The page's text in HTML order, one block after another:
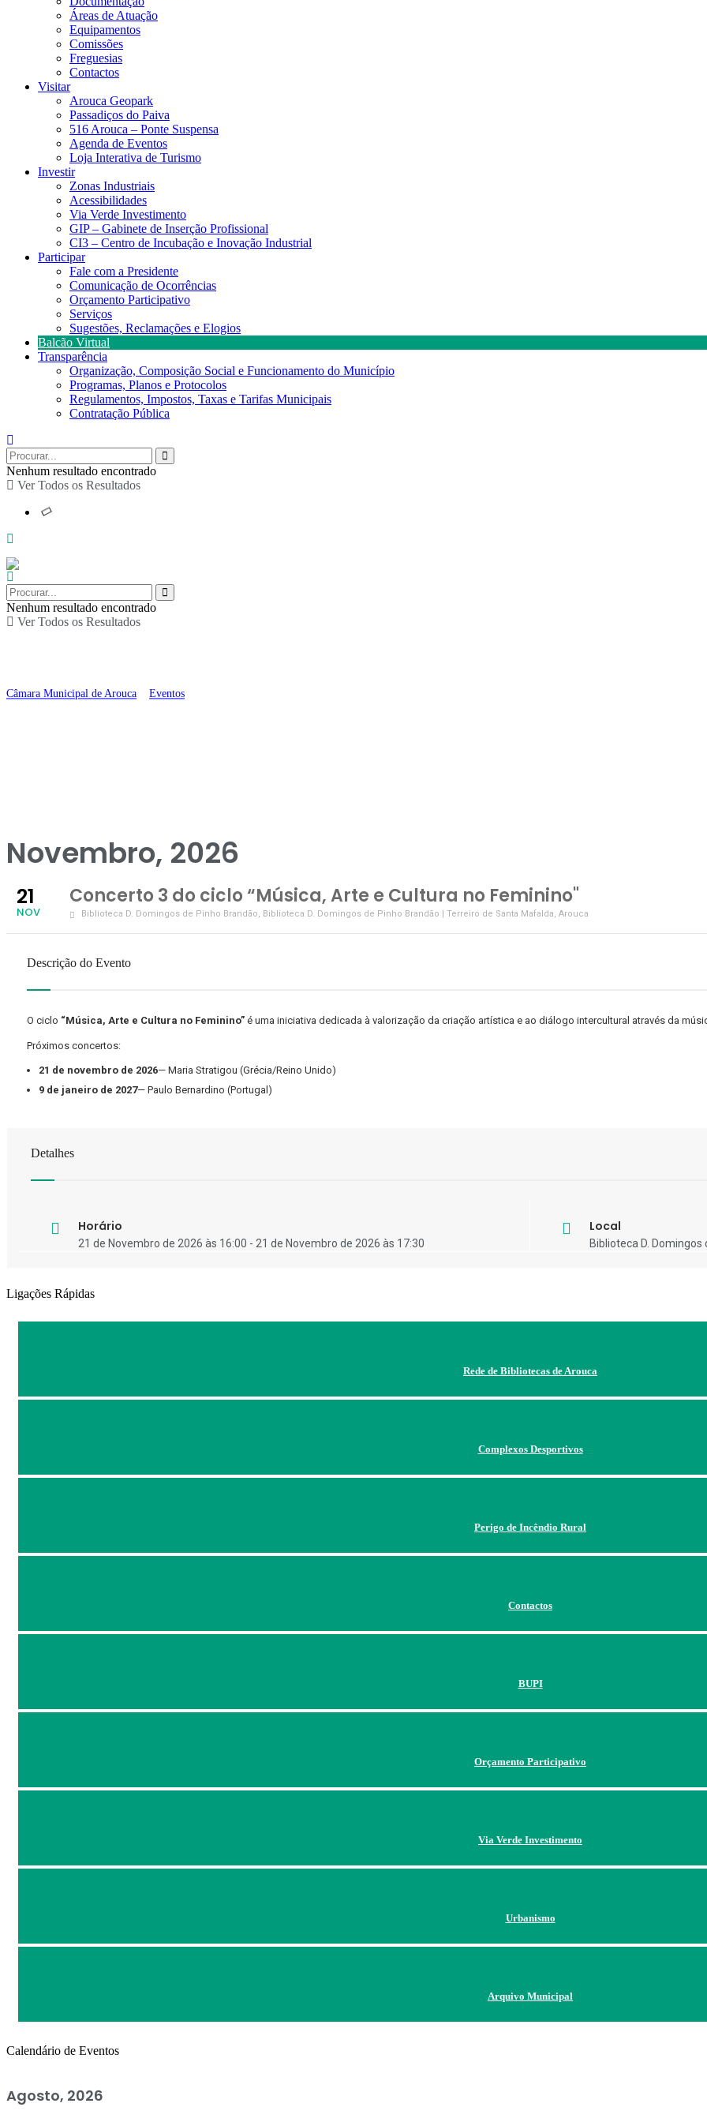
Áreas de Atuação
Equipamentos
Comissões
Freguesias
Contactos
Visitar
Arouca Geopark
Passadiços do Paiva
516 Arouca – Ponte Suspensa
Agenda de Eventos
Loja Interativa de Turismo
Investir
Zonas Industriais
Acessibilidades
Via Verde Investimento
GIP – Gabinete de Inserção Profissional
CI3 – Centro de Incubação e Inovação Industrial
Participar
Fale com a Presidente
Comunicação de Ocorrências
Orçamento Participativo
Serviços
Sugestões, Reclamações e Elogios
Balcão Virtual
Transparência
Organização, Composição Social e Funcionamento do Município
Programas, Planos e Protocolos
Regulamentos, Impostos, Taxas e Tarifas Municipais
Contratação Pública
Nenhum resultado encontrado
Ver Todos os Resultados
Nenhum resultado encontrado
Ver Todos os Resultados
Câmara Municipal de Arouca Eventos
Novembro, 2026
21
NOV
Concerto 3 do ciclo “Música, Arte e Cultura no Feminino"
Biblioteca D. Domingos de Pinho Brandão, Biblioteca D. Domingos de Pinho Brandão | Terreiro de Santa Mafalda, Arouca
Descrição do Evento
O ciclo “Música, Arte e Cultura no Feminino” é uma iniciativa dedicada à valorização da criação artística e ao diálogo intercultural através da
Próximos concertos:
21 de novembro de 2026— Maria Stratigou (Grécia/Reino Unido)
9 de janeiro de 2027— Paulo Bernardino (Portugal)
Detalhes
Horário
21 de Novembro de 2026 às 16:00 - 21 de Novembro de 2026 às 17:30
Local
Biblioteca D.
Ligações Rápidas
Rede de Bibliotecas de Arouca
Complexos Desportivos
Perigo de Incêndio Rural
Contactos
BUPI
Orçamento Participativo
Via Verde Investimento
Urbanismo
Arquivo Municipal
Calendário de Eventos
Agosto, 2026